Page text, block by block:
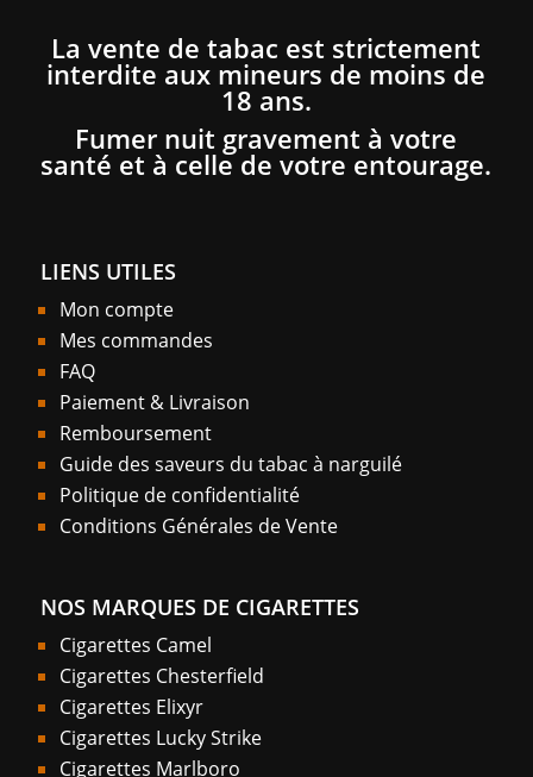
La vente de tabac est strictement
interdite aux mineurs de moins de
18 ans.
Fumer nuit gravement à votre
santé et à celle de votre entourage.
LIENS UTILES
Mon compte
Mes commandes
FAQ
Paiement & Livraison
Remboursement
Guide des saveurs du tabac à narguilé
Politique de confidentialité
Conditions Générales de Vente
NOS MARQUES DE CIGARETTES
Cigarettes Camel
Cigarettes Chesterfield
Cigarettes Elixyr
Cigarettes Lucky Strike
Cigarettes Marlboro